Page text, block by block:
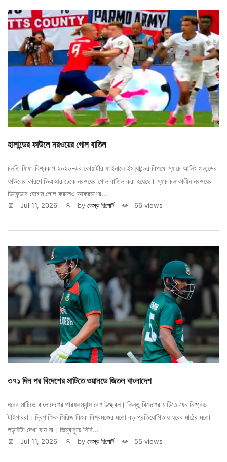
হালান্ডের ফাউলে নরওয়ের গোল বাতিল
চলতি ফিফা বিশ্বকাপ ২০২৬-এর কোয়ার্টার ফাইনালে ইংল্যান্ডের বিপক্ষে ম্যাচে আর্লিং হালান্ডের
ফাউলের কারণে ভিএআর চেকে নরওয়ের গোল বাতিল করা হয়েছে। ম্যাচ চলাকালীন নরওয়ের
ডিফেন্ডার হেগেম গোল করলেও আক্রমণের...
Jul 11, 2026 by ডেস্ক রিপোর্ট 66 views
৩৭১ দিন পর বিদেশের মাটিতে ওয়ানডে জিতল বাংলাদেশ
ঘরের মাটিতে বাংলাদেশের পারফরম্যান্স বেশ উজ্জ্বল। কিন্তু বিদেশের মাটিতে যেন নিষ্প্রভ
টাইগাররা। দ্বিপাক্ষিক সিরিজ কিংবা বিশ্বমঞ্চের মতো বড় প্রতিযোগিতায় ঘরের মাঠের মতো
লড়াইটা দেখা যায় না। জিম্বাবুয়ে সিরি...
Jul 11, 2026 by ডেস্ক রিপোর্ট 55 views